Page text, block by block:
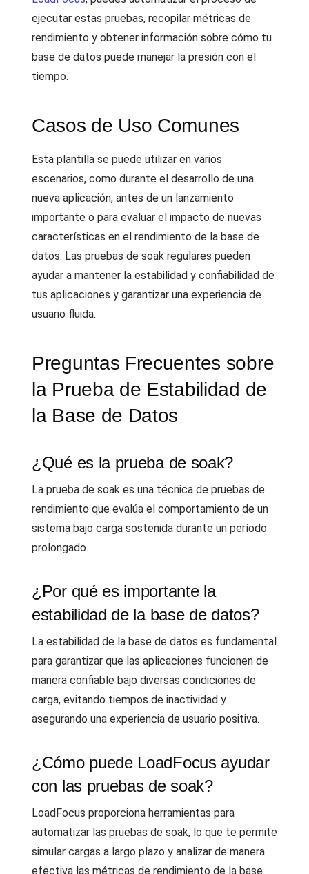
ejecutar estas pruebas, recopilar métricas de
rendimiento y obtener información sobre cómo tu
base de datos puede manejar la presión con el
tiempo.
Casos de Uso Comunes
Esta plantilla se puede utilizar en varios
escenarios, como durante el desarrollo de una
nueva aplicación, antes de un lanzamiento
importante o para evaluar el impacto de nuevas
características en el rendimiento de la base de
datos. Las pruebas de soak regulares pueden
ayudar a mantener la estabilidad y confiabilidad de
tus aplicaciones y garantizar una experiencia de
usuario fluida.
Preguntas Frecuentes sobre
la Prueba de Estabilidad de
la Base de Datos
¿Qué es la prueba de soak?
La prueba de soak es una técnica de pruebas de
rendimiento que evalúa el comportamiento de un
sistema bajo carga sostenida durante un período
prolongado.
¿Por qué es importante la
estabilidad de la base de datos?
La estabilidad de la base de datos es fundamental
para garantizar que las aplicaciones funcionen de
manera confiable bajo diversas condiciones de
carga, evitando tiempos de inactividad y
asegurando una experiencia de usuario positiva.
¿Cómo puede LoadFocus ayudar
con las pruebas de soak?
LoadFocus proporciona herramientas para
automatizar las pruebas de soak, lo que te permite
simular cargas a largo plazo y analizar de manera
efectiva las métricas de rendimiento de la base